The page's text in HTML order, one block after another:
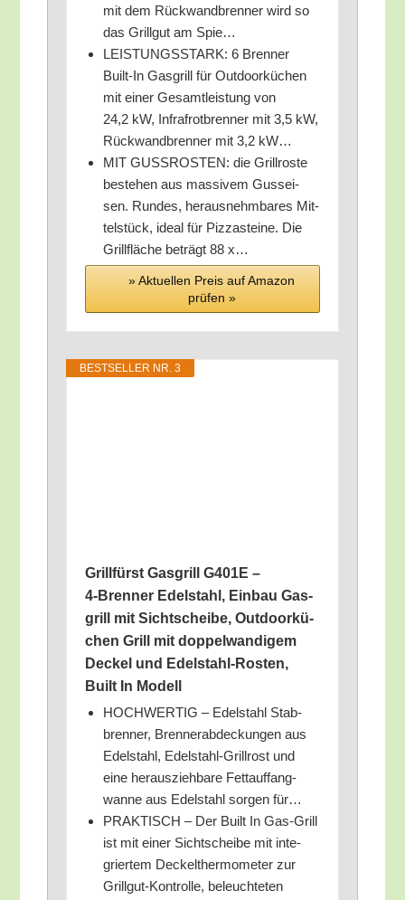
mit dem Rück­wand­bren­ner wird so
das Grill­gut am Spie…
LEISTUNGSSTARK: 6 Bren­ner
Built-In Gas­grill für Out­door­kü­chen
mit einer Gesamt­leis­tung von
24,2 kW, Infrafrot­bren­ner mit 3,5 kW,
Rück­wand­bren­ner mit 3,2 kW…
MIT GUSSROSTEN: die Grill­ros­te
bestehen aus mas­si­vem Guss­ei­
sen. Run­des, her­aus­nehm­ba­res Mit­
tel­stück, ide­al für Piz­zastei­ne. Die
Grill­flä­che beträgt 88 x…
» Aktu­el­len Preis auf Ama­zon
prü­fen »
BEST­SEL­LER NR. 3
Grill­fürst Gas­grill G401E –
4‑Brenner Edel­stahl, Ein­bau Gas­
grill mit Sicht­schei­be, Out­door­kü­
chen Grill mit dop­pel­wan­di­gem
Deckel und Edel­stahl-Ros­ten,
Built In Modell
HOCHWERTIG – Edel­stahl Stab­
bren­ner, Bren­ner­ab­de­ckun­gen aus
Edel­stahl, Edel­stahl-Grill­rost und
eine her­aus­zieh­ba­re Fett­auf­fang­
wan­ne aus Edel­stahl sor­gen für…
PRAKTISCH – Der Built In Gas-Grill
ist mit einer Sicht­schei­be mit inte­
grier­tem Deckel­ther­mo­me­ter zur
Grill­gut-Kon­trol­le, beleuch­te­ten